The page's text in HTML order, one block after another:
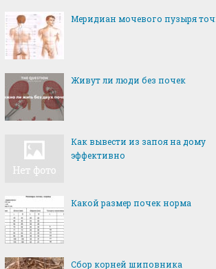
Меридиан мочевого пузыря
Живут ли люди без почек
Как вывести из запоя на дому
эффективно
Какой размер почек норма
Сбор корней шиповника